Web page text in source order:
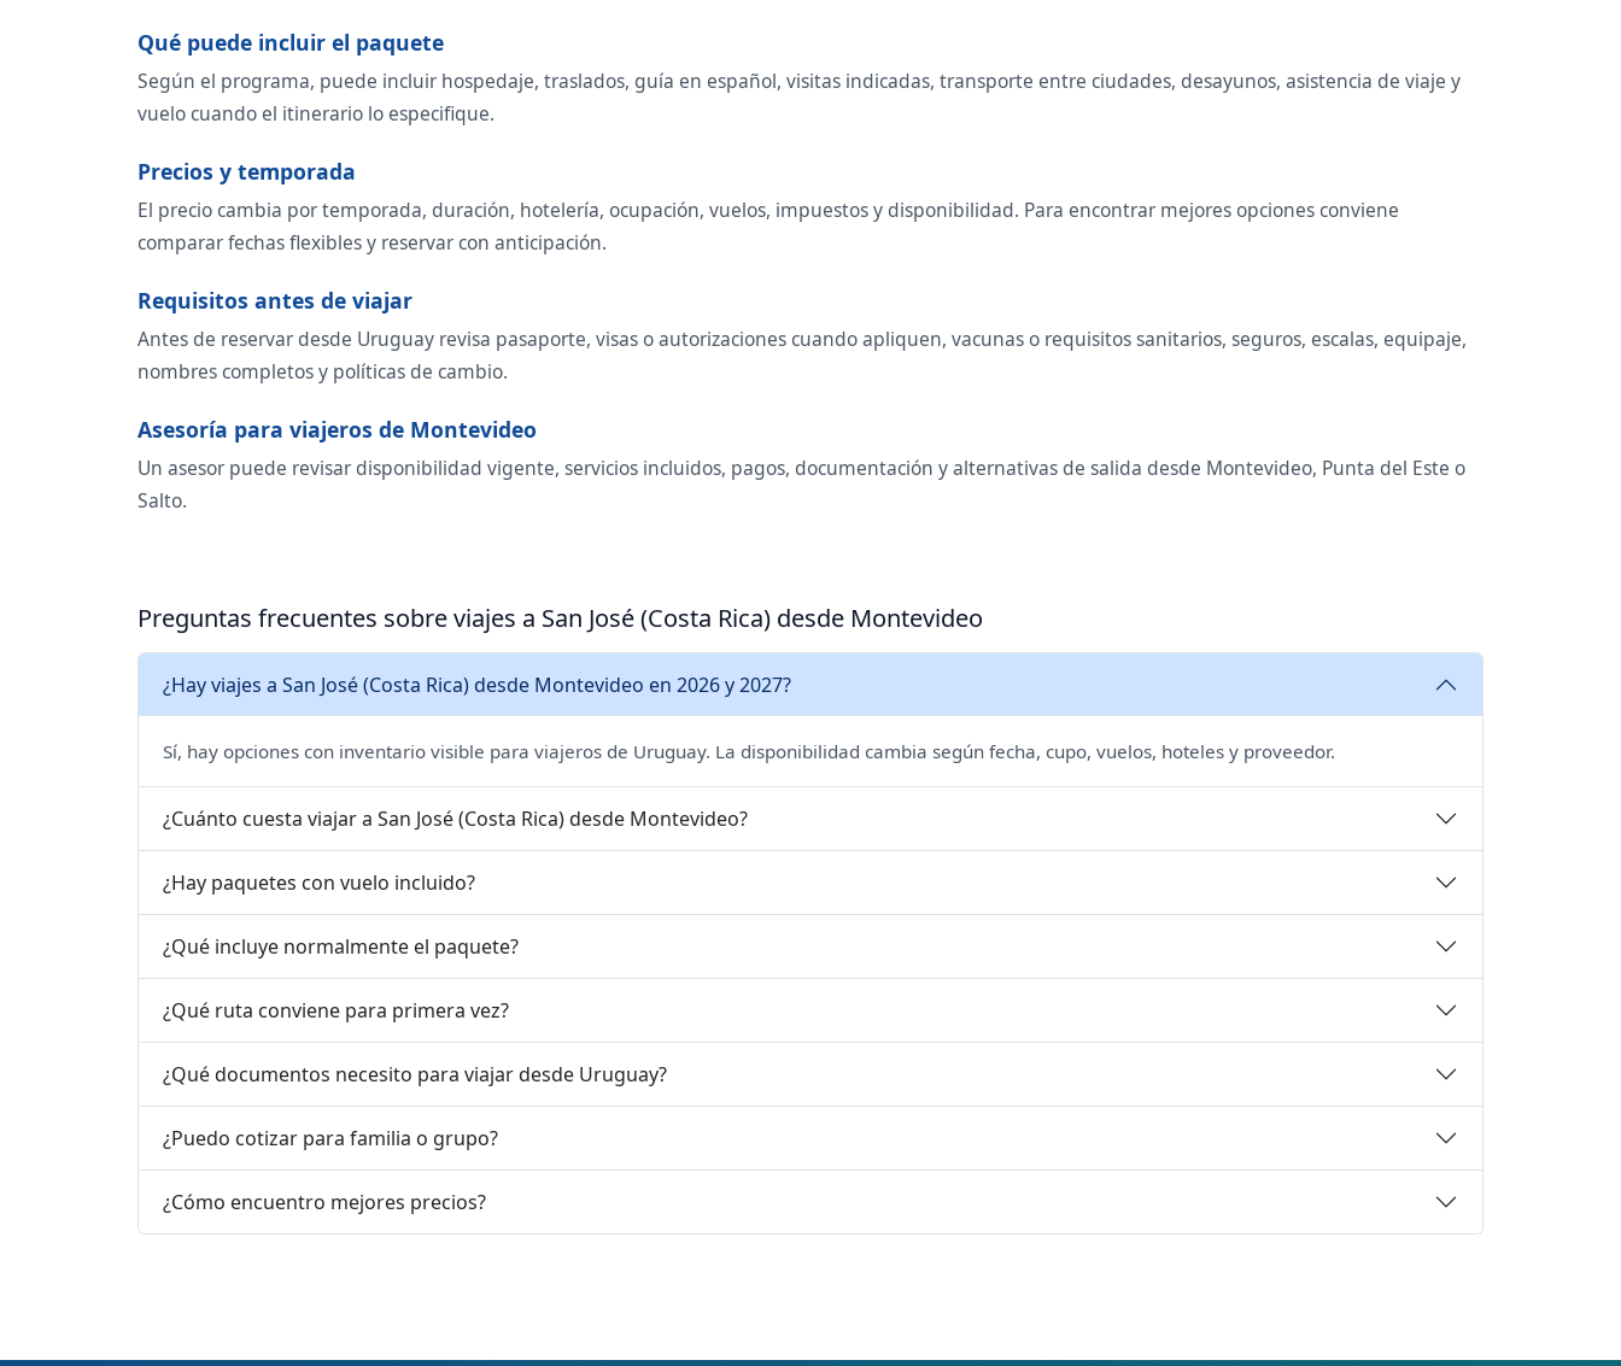
Qué puede incluir el paquete
Según el programa, puede incluir hospedaje, traslados, guía en español, visitas indicadas, transporte entre ciudades, desayunos, asistencia de viaje y
vuelo cuando el itinerario lo especifique.
Precios y temporada
El precio cambia por temporada, duración, hotelería, ocupación, vuelos, impuestos y disponibilidad. Para encontrar mejores opciones conviene
comparar fechas flexibles y reservar con anticipación.
Requisitos antes de viajar
Antes de reservar desde Uruguay revisa pasaporte, visas o autorizaciones cuando apliquen, vacunas o requisitos sanitarios, seguros, escalas, equipaje,
nombres completos y políticas de cambio.
Asesoría para viajeros de Montevideo
Un asesor puede revisar disponibilidad vigente, servicios incluidos, pagos, documentación y alternativas de salida desde Montevideo, Punta del Este o
Salto.
Preguntas frecuentes sobre viajes a San José (Costa Rica) desde Montevideo
¿Hay viajes a San José (Costa Rica) desde Montevideo en 2026 y 2027?
Sí, hay opciones con inventario visible para viajeros de Uruguay. La disponibilidad cambia según fecha, cupo, vuelos, hoteles y proveedor.
¿Cuánto cuesta viajar a San José (Costa Rica) desde Montevideo?
¿Hay paquetes con vuelo incluido?
¿Qué incluye normalmente el paquete?
¿Qué ruta conviene para primera vez?
¿Qué documentos necesito para viajar desde Uruguay?
¿Puedo cotizar para familia o grupo?
¿Cómo encuentro mejores precios?